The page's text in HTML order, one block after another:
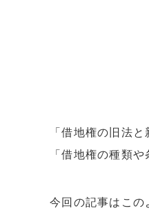
「借地権の旧法
「借地権の種類
今回の記事はこの